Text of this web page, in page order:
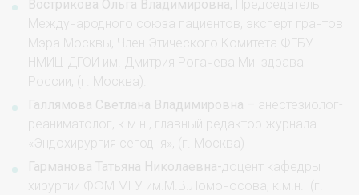
Вострикова Ольга Владимировна,
Председатель
Международного союза пациентов, эксперт грантов
Мэра Москвы, Член Этического Комитета ФГБУ
НМИЦ ДГОИ им. Дмитрия Рогачева Минздрава
России, (г. Москва).
Галлямова Светлана Владимировна – анестезиолог-
реаниматолог, к.м.н., главный редактор журнала
«Эндохирургия сегодня», (г. Москва)
Гарманова Татьяна Николаевна-доцент кафедры
хирургии ФФМ МГУ им.М.В.Ломоносова, к.м.н. (г.